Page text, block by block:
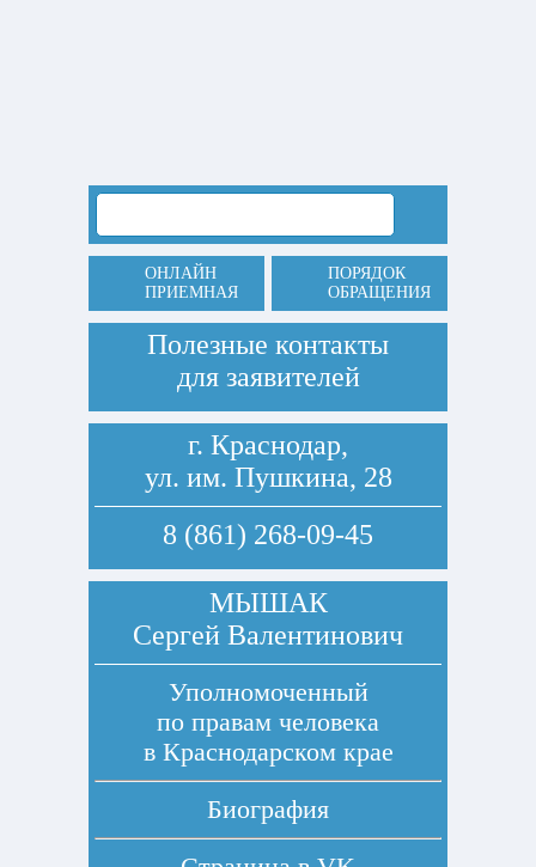
ОНЛАЙН
ПРИЕМНАЯ
ПОРЯДОК
ОБРАЩЕНИЯ
Полезные контакты
для заявителей
г. Краснодар,
ул. им. Пушкина, 28
8 (861) 268-09-45
МЫШАК
Сергей Валентинович
Уполномоченный
по правам человека
в Краснодарском крае
Биография